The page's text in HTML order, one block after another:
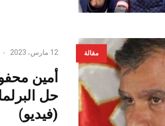
مقالة 12 مارس، 2023
أمين
(فيديو)